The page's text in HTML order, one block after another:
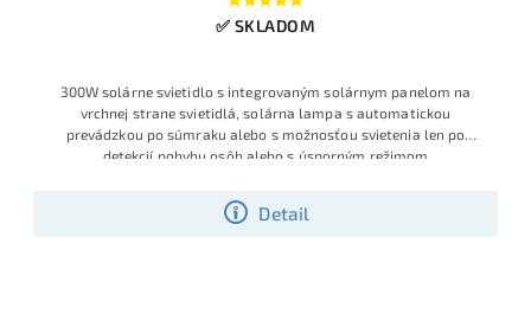
✅ SKLADOM
Detail
300W solárne svietidlo s integrovaným solárnym panelom na
vrchnej strane svietidlá, solárna lampa s automatickou
prevádzkou po súmraku alebo s možnosťou svietenia len po
detekcií pohybu osôb alebo s úsporným režimom